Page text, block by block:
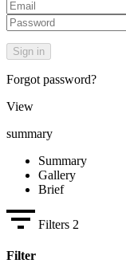
Forgot password?
View
summary
Summary
Gallery
Brief
Filters 2
Filter